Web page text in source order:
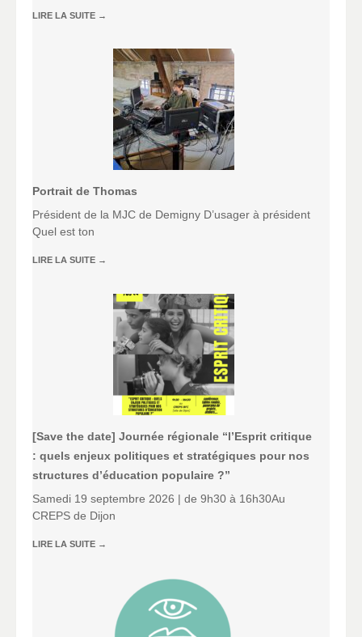
LIRE LA SUITE →
Portrait de Thomas
Président de la MJC de Demigny D’usager à président
Quel est ton
LIRE LA SUITE →
[Save the date] Journée régionale “l’Esprit critique
: quels enjeux politiques et stratégiques pour nos
structures d’éducation populaire ?”
Samedi 19 septembre 2026 | de 9h30 à 16h30Au
CREPS de Dijon
LIRE LA SUITE →